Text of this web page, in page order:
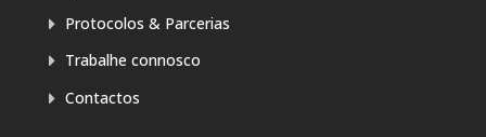
Protocolos & Parcerias
Trabalhe connosco
Contactos